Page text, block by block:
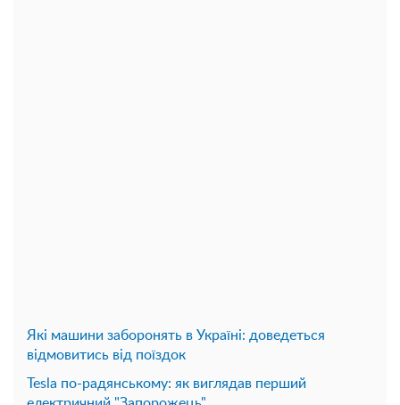
Які машини заборонять в Україні: доведеться
відмовитись від поїздок
Tesla по-радянському: як виглядав перший